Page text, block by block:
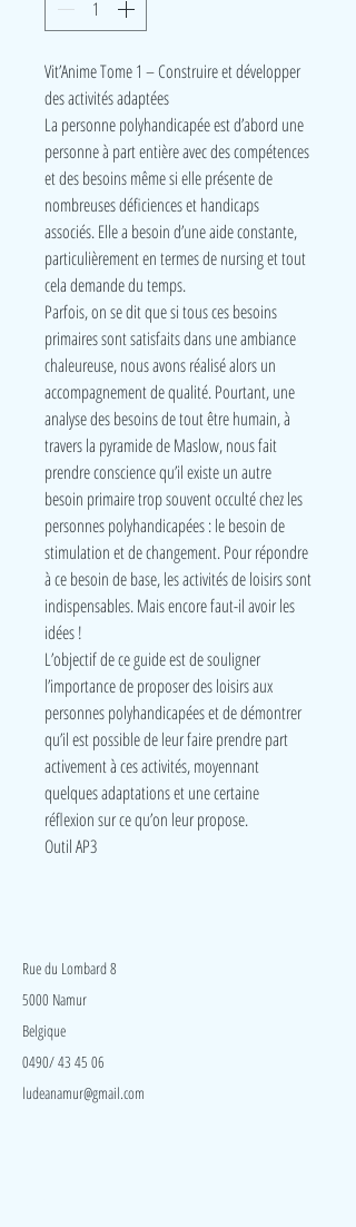
Vit’Anime Tome 1 – Construire et développer
des activités adaptées
La personne polyhandicapée est d’abord une
personne à part entière avec des compétences
et des besoins même si elle présente de
nombreuses déficiences et handicaps
associés. Elle a besoin d’une aide constante,
particulièrement en termes de nursing et tout
cela demande du temps.
Parfois, on se dit que si tous ces besoins
primaires sont satisfaits dans une ambiance
chaleureuse, nous avons réalisé alors un
accompagnement de qualité. Pourtant, une
analyse des besoins de tout être humain, à
travers la pyramide de Maslow, nous fait
prendre conscience qu’il existe un autre
besoin primaire trop souvent occulté chez les
personnes polyhandicapées : le besoin de
stimulation et de changement. Pour répondre
à ce besoin de base, les activités de loisirs sont
indispensables. Mais encore faut-il avoir les
idées !
L’objectif de ce guide est de souligner
l’importance de proposer des loisirs aux
personnes polyhandicapées et de démontrer
qu’il est possible de leur faire prendre part
activement à ces activités, moyennant
quelques adaptations et une certaine
réflexion sur ce qu’on leur propose.
Outil AP3
Rue du Lombard 8
5000 Namur
Belgique
0490/ 43 45 06
ludeanamur@gmail.com